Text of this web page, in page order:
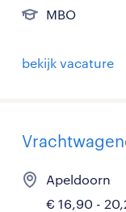
MBO
bekijk vacature
Apeldoorn
€ 16,90 -